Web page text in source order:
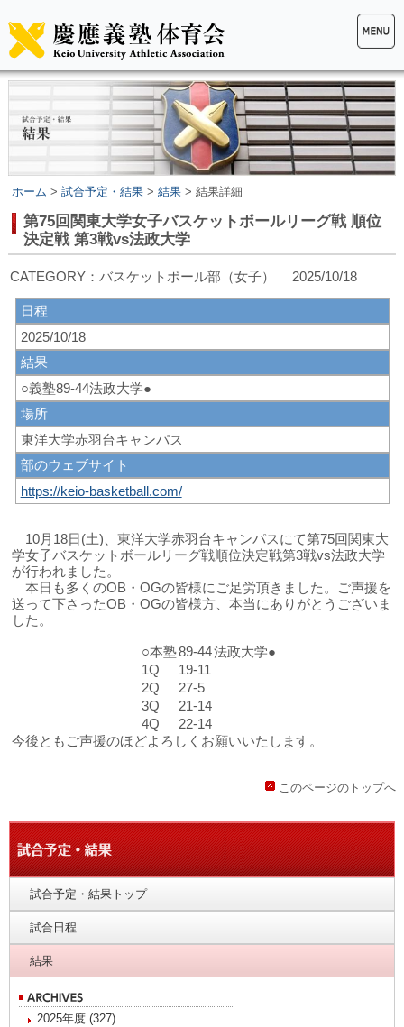
ホーム >試合予定・結果 >結果 > 結果詳細
第75回関東大学女子バスケットボールリーグ戦 順位
決定戦 第3戦vs法政大学
CATEGORY：バスケットボール部（女子） 2025/10/18
日程
2025/10/18
結果
○義塾89-44法政大学●
場所
東洋大学赤羽台キャンパス
部のウェブサイト
https://keio-basketball.com/
10月18日(土)、東洋大学赤羽台キャンパスにて第75回関東大
学女子バスケットボールリーグ戦順位決定戦第3戦vs法政大学
が行われました。
本日も多くのOB・OGの皆様にご足労頂きました。ご声援を
送って下さったOB・OGの皆様方、本当にありがとうございま
した。
○本塾89-44法政大学●
1Q
19-11
2Q
27-5
3Q
21-14
4Q
22-14
今後ともご声援のほどよろしくお願いいたします。
このページのトップへ
試合予定・結果トップ
試合日程
結果
2025年度 (327)